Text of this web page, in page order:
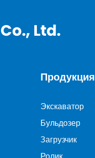
Ltd.
Продукция
Экскаватор
Бульдозер
Загрузчик